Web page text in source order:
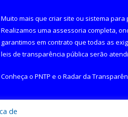
Muito mais que criar site ou sistema para
Realizamos uma assessoria completa,
garantimos em contrato que todas as
leis de transparência pública serão
Conheça o PNTP e o Radar da
de